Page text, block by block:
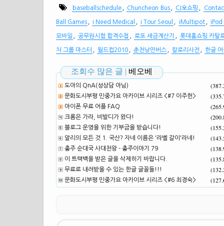
baseballschedule Chuncheon Bus CJ오쇼핑
Ball Games i Need Medical i Tour Seoul iMultipot iPod
모바일 공무원시험 합격수첩 로또 세금계산기 롯데홈쇼핑 카탈
처 그룹 마스터 월드컵2010 춘천낭만버스 칼로리사전 한글 어
조회수 많은 글 | 베오베
도아의 QnA(성상담 아님)
문화도시부평 민중가요 아카이브 시리즈 <#7 이주헌>
아이폰 무료 어플 FAQ
크롬은 가라, 비발디가 왔다!
블로그 운영을 위한 기부금을 받습니다!
알리의 모든 것 1. 국산? 자네 이름은 '라벨 갈이'라네!
충주 순대국 사대천왕 - 충주이야기 79
이 트랙백을 받은 글을 삭제하기 바랍니다.
무료로 내려받을 수 있는 한글 글꼴들!!!
문화도시부평 민중가요 아카이브 시리즈 <#6 최경숙>